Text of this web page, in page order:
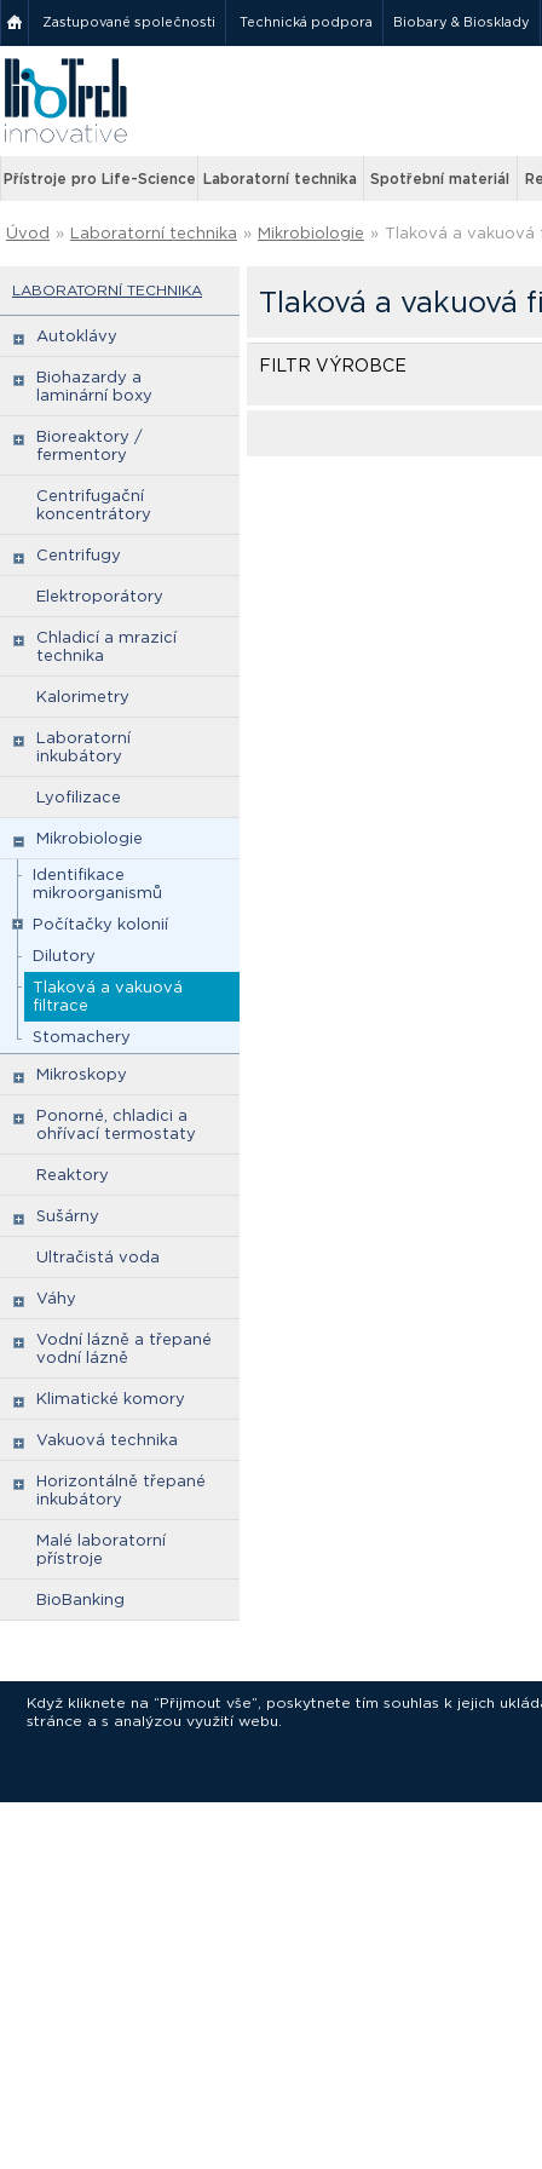
Zastupované společnosti Technická podpora Biobary & Biosklady
Přístroje pro Life-Science Laboratorní technika Spotřební materiál
Úvod » Laboratorní technika » Mikrobiologie » Tlaková a vakuová
LABORATORNÍ TECHNIKA
Autoklávy
Biohazardy a
laminární boxy
Bioreaktory /
fermentory
Centrifugační
koncentrátory
Centrifugy
Elektroporátory
Chladicí a mrazicí
technika
Kalorimetry
Laboratorní
inkubátory
Lyofilizace
Mikrobiologie
Identifikace
mikroorganismů
Počítačky kolonií
Dilutory
Tlaková a vakuová
filtrace
Stomachery
Mikroskopy
Ponorné, chladici a
ohřívací termostaty
Reaktory
Sušárny
Ultračistá voda
Váhy
Vodní lázně a třepané
vodní lázně
Klimatické komory
Vakuová technika
Horizontálně třepané
inkubátory
Malé laboratorní
přístroje
BioBanking
Tlaková a vakuová
FILTR VÝROBCE
Když kliknete na “Přijmout vše”, poskytnete tím souhlas k jejich
stránce a s analýzou využití webu.